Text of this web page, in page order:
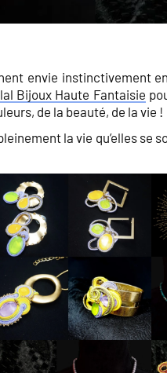
envie instinctivement
Bijoux Haute Fantaisie
de la beauté, de la vie !
la vie qu’elles se